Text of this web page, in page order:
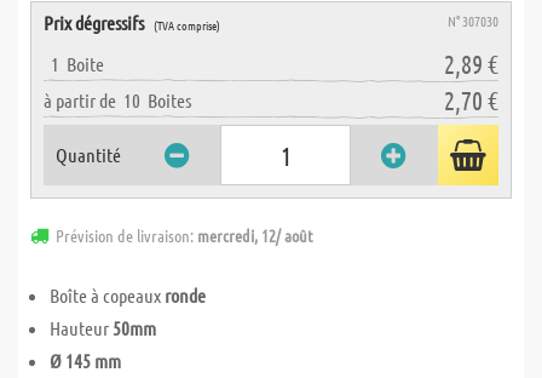
Prix dégressifs (TVA comprise) N° 307030
1 Boite 2,89 €
à partir de 10 Boites 2,70 €
Quantité
Prévision de livraison: mercredi, 12/ août
Boîte à copeaux ronde
Hauteur 50mm
Ø 145 mm